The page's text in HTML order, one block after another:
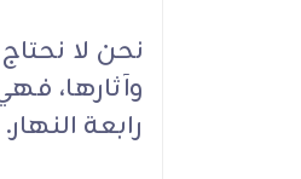
نحن لا
وآثارها،
رابعة النهار.